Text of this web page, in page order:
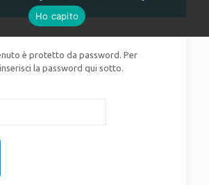
è protetto da password. Per
la password qui sotto.
Ho capito